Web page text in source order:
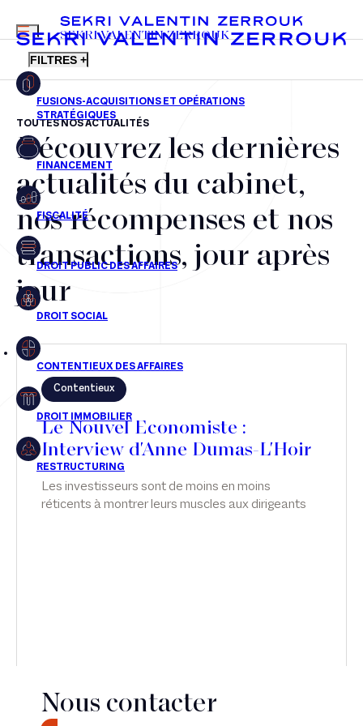
FR EN
MENU
SEKRI VALENTIN ZERROUK
FILTRES +
Fusions-acquisitions et opérations stratégiques
Financement
Fiscalité
Droit public des affaires
Droit social
Droit immobilier
Restructuring
Cabinet
TOUTES NOS ACTUALITÉS
Découvrez les dernières
actualités du cabinet,
nos récompenses et nos
transactions, jour après
jour
Contentieux
Les investisseurs sont de moins en moins
réticents à montrer leurs muscles aux dirigeants
Le Nouvel Economiste :
Interview d'Anne Dumas-L'Hoir
Nous contacter